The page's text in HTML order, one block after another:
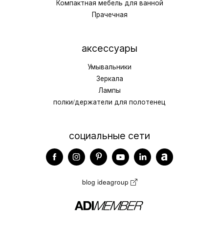
Компактная мебель для ванной
Прачечная
аксессуары
Умывальники
Зеркала
Лампы
полки/держатели для полотенец
социальные сети
blog ideagroup